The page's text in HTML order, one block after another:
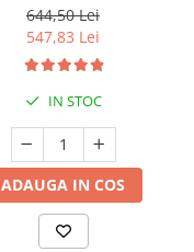
644,50 Lei
547,83 Lei
IN STOC
ADAUGA IN COS